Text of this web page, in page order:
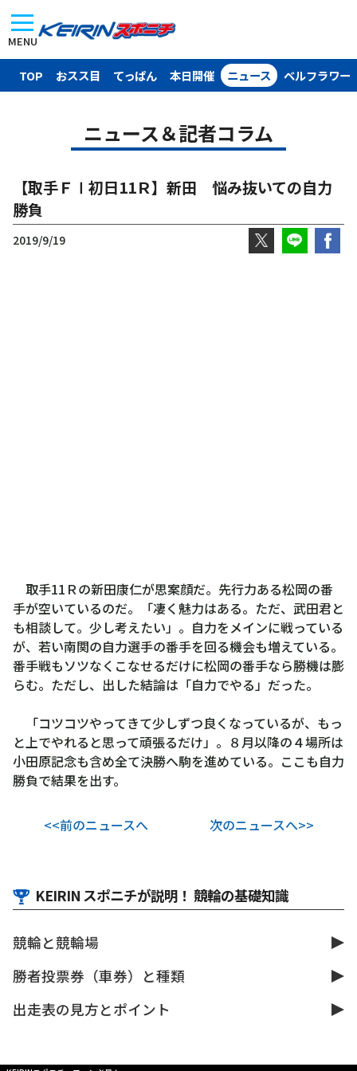
MENU
TOP おスス目 てっぱん 本日開催 ニュース ベルフラワー
ニュース＆記者コラム
【取手ＦⅠ初日11Ｒ】新田 悩み抜いての自力
勝負
2019/9/19
取手11Ｒの新田康仁が思案顔だ。先行力ある松岡の番
手が空いているのだ。「凄く魅力はある。ただ、武田君と
も相談して。少し考えたい」。自力をメインに戦っている
が、若い南関の自力選手の番手を回る機会も増えている。
番手戦もソツなくこなせるだけに松岡の番手なら勝機は膨
らむ。ただし、出した結論は「自力でやる」だった。
「コツコツやってきて少しずつ良くなっているが、もっ
と上でやれると思って頑張るだけ」。８月以降の４場所は
小田原記念も含め全て決勝へ駒を進めている。ここも自力
勝負で結果を出す。
<<前のニュースへ 次のニュースへ>>
KEIRIN スポニチが説明！ 競輪の基礎知識
競輪と競輪場
勝者投票券（車券）と種類
出走表の見方とポイント